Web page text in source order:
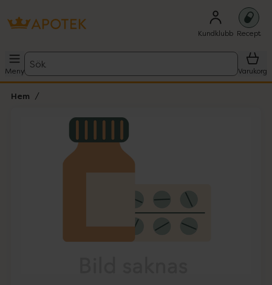
Kundklubb Recept
Meny
Sök
Varukorg
Hem
Lista: . Innehåller 1 objekt.